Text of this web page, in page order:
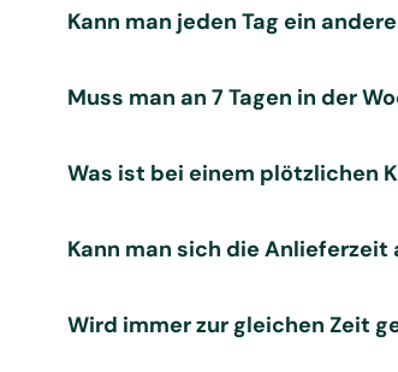
Kann man jeden Tag ein
Muss man an 7 Tagen in der
Was ist bei einem plötzlichen
Kann man sich die Anlieferzeit
Wird immer zur gleichen Zeit